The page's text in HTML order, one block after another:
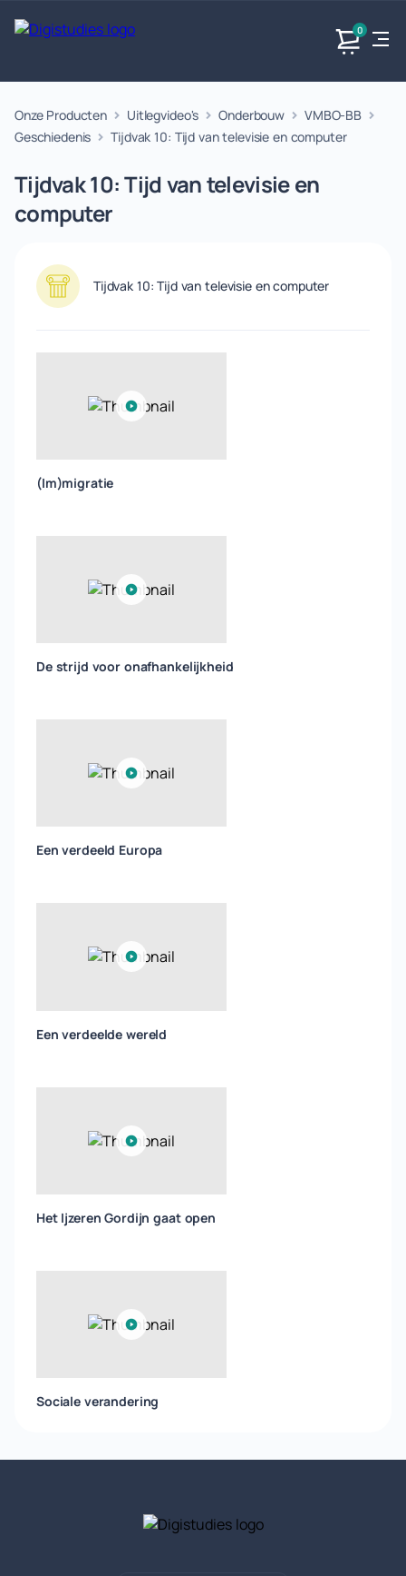
0
Exacte
vakken
vakken.
Taalvakken
vakken.
Maatschappijvakken
Geen vakken.
Producten
Onze Producten Uitlegvideo's Onderbouw
VMBO-BB
Geschiedenis
Tijdvak 10: Tijd van televisie en computer
Tijdvak 10: Tijd van televisie en
computer
Tijdvak 10: Tijd van televisie en computer
(Im)migratie
De strijd voor onafhankelijkheid
Een verdeeld Europa
Een verdeelde wereld
Het Ijzeren Gordijn gaat open
Sociale verandering